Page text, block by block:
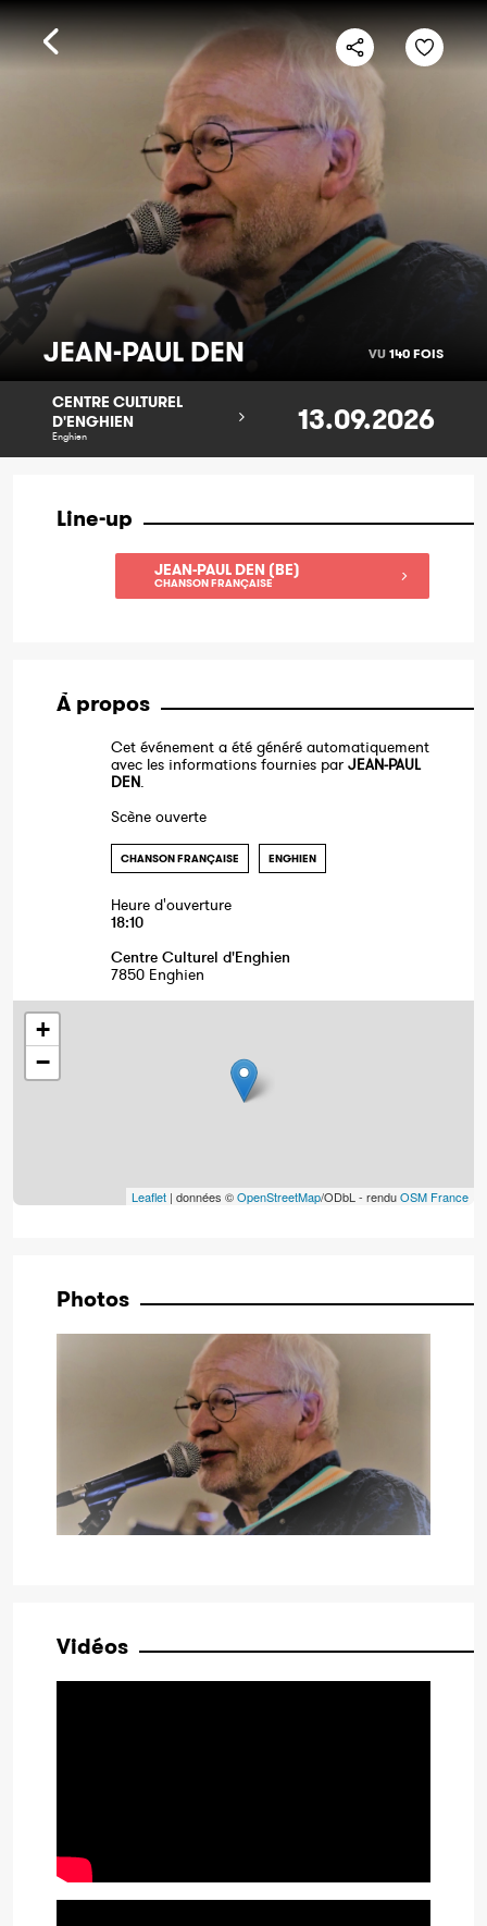
JEAN-PAUL DEN VU 140 FOIS
CENTRE CULTUREL
D'ENGHIEN
Enghien 13.09.2026
Line-up
JEAN-PAUL DEN (BE)
CHANSON FRANÇAISE
À propos
Cet événement a été généré automatiquement
avec les informations fournies par JEAN-PAUL
DEN.
Scène ouverte
CHANSON FRANÇAISE ENGHIEN
Heure d'ouverture
18:10
Centre Culturel d'Enghien
7850 Enghien
+
−
Leaflet | données ©OpenStreetMap/ODbL - renduOSM France
Photos
Vidéos